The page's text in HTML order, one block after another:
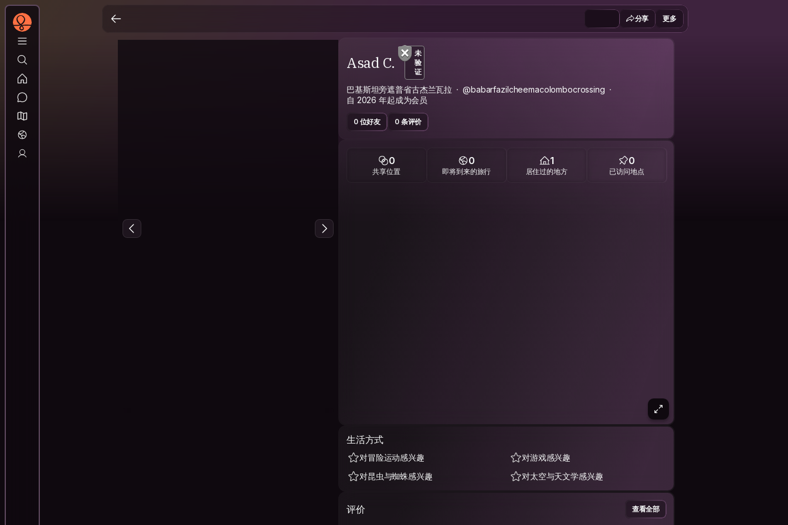
分享 更多
Asad C.
未
验
证
巴基斯坦旁遮普省古杰兰瓦拉
@babarfazilcheemacolombocrossing
自 2026 年起成为会员
0 位好友 0 条评价
0
共享位置
0
即将到来的旅行
1
居住过的地方
0
已访问地点
生活方式
对冒险运动感兴趣
对游戏感兴趣
对昆虫与蜘蛛感兴趣
对太空与天文学感兴趣
评价 查看全部